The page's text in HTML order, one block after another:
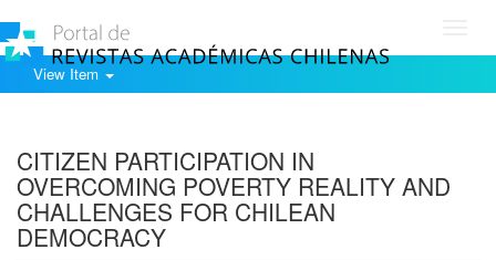
View Item
CITIZEN PARTICIPATION IN
OVERCOMING POVERTY REALITY AND
CHALLENGES FOR CHILEAN
DEMOCRACY